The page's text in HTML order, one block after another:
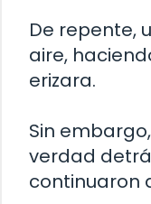
De repente,
aire,
erizara.
Sin
verdad
continuaron